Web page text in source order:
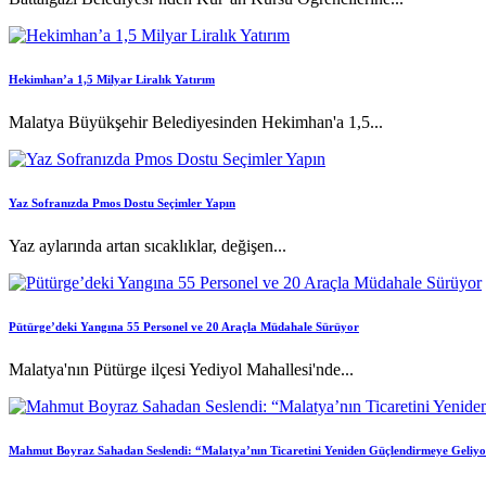
Hekimhan’a 1,5 Milyar Liralık Yatırım
Malatya Büyükşehir Belediyesinden Hekimhan'a 1,5...
Yaz Sofranızda Pmos Dostu Seçimler Yapın
Yaz aylarında artan sıcaklıklar, değişen...
Pütürge’deki Yangına 55 Personel ve 20 Araçla Müdahale Sürüyor
Malatya'nın Pütürge ilçesi Yediyol Mahallesi'nde...
Mahmut Boyraz Sahadan Seslendi: “Malatya’nın Ticaretini Yeniden Güçlendirmeye